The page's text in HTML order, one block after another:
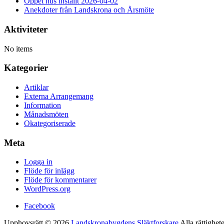
Anekdoter från Landskrona och Årsmöte
Aktiviteter
No items
Kategorier
Artiklar
Externa Arrangemang
Information
Månadsmöten
Okategoriserade
Meta
Logga in
Flöde för inlägg
Flöde för kommentarer
WordPress.org
Facebook